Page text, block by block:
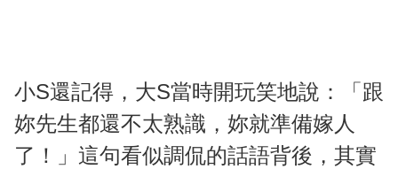
小S還記得，大S當時開玩笑地說：「跟
妳先生都還不太熟識，妳就準備嫁人
了！」這句看似調侃的話語背後，其實